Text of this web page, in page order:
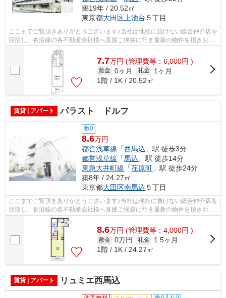
築19年 / 20.52㎡
東京都大田区 上池台 ５丁目
ここまでご覧頂きありがとうございます♪当社は他社に負けない総合仲介店を
目指し、各沿線の各不動産会社様へ直接ご挨拶に行き最新の物件を頂きお客
様へ提供しております！最新の情報は...
7.7万円 (管理費等：6,000円 )
敷金 0ヶ月 礼金
1ヶ月
1階 / 1K / 20.52㎡
賃貸 | アパート パラスト ドルフ
敷0
8.6万円
都営浅草線 「西馬込 」駅 徒歩3分
都営浅草線 「馬込 」駅 徒歩14分
東急大井町線 「荏原町 」駅 徒歩24分
築8年 / 24.27㎡
東京都大田区南馬込 ５丁目
ここまでご覧頂きありがとうございます♪当社は他社に負けない総合仲介店を
目指し、各沿線の各不動産会社様へ直接ご挨拶に行き最新の物件を頂きお客
様へ提供しております！最新の情報は...
8.6万円 (管理費等：4,000円 )
敷金 0万円 礼金
1.5ヶ月
1階 / 1K / 24.27㎡
賃貸 | アパート リュミエ西馬込